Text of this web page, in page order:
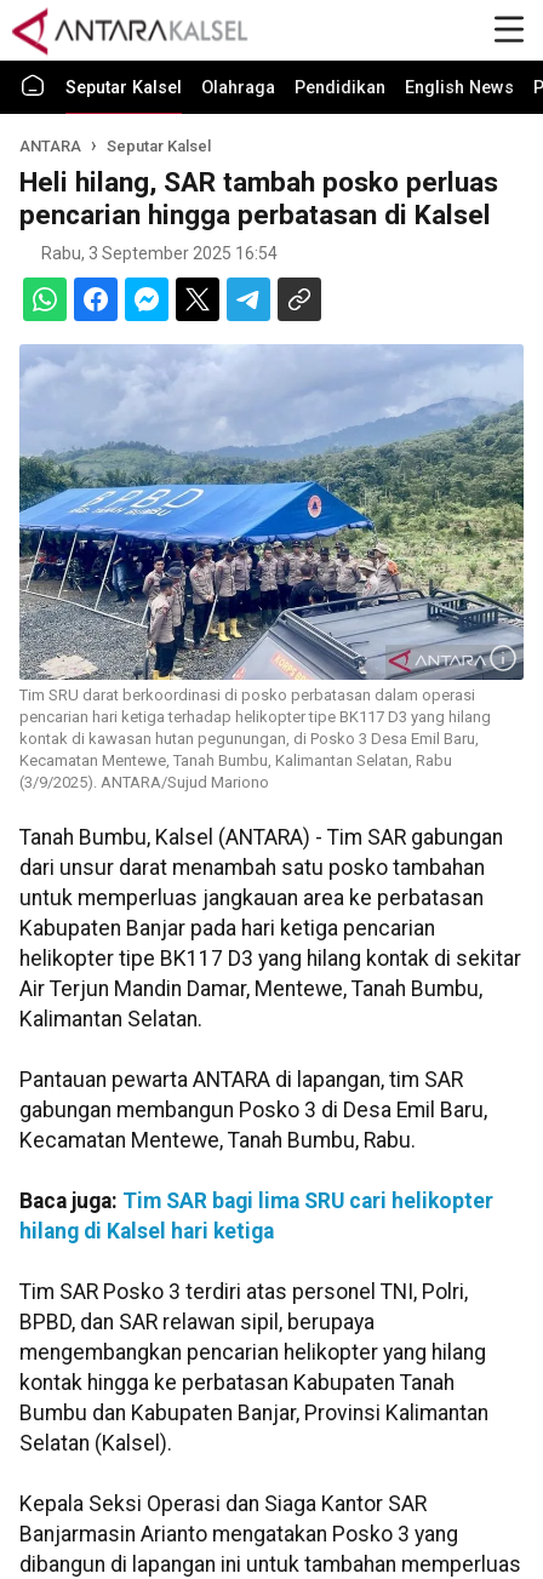
Seputar Kalsel Olahraga Pendidikan English News
ANTARA Seputar Kalsel
Heli hilang, SAR tambah posko perluas
pencarian hingga perbatasan di Kalsel
Rabu, 3 September 2025 16:54
Tim SRU darat berkoordinasi di posko perbatasan dalam operasi
pencarian hari ketiga terhadap helikopter tipe BK117 D3 yang hilang
kontak di kawasan hutan pegunungan, di Posko 3 Desa Emil Baru,
Kecamatan Mentewe, Tanah Bumbu, Kalimantan Selatan, Rabu
(3/9/2025). ANTARA/Sujud Mariono
Tanah Bumbu, Kalsel (ANTARA) - Tim SAR gabungan
dari unsur darat menambah satu posko tambahan
untuk memperluas jangkauan area ke perbatasan
Kabupaten Banjar pada hari ketiga pencarian
helikopter tipe BK117 D3 yang hilang kontak di sekitar
Air Terjun Mandin Damar, Mentewe, Tanah Bumbu,
Kalimantan Selatan.
Pantauan pewarta ANTARA di lapangan, tim SAR
gabungan membangun Posko 3 di Desa Emil Baru,
Kecamatan Mentewe, Tanah Bumbu, Rabu.
Baca juga: Tim SAR bagi lima SRU cari helikopter
hilang di Kalsel hari ketiga
Tim SAR Posko 3 terdiri atas personel TNI, Polri,
BPBD, dan SAR relawan sipil, berupaya
mengembangkan pencarian helikopter yang hilang
kontak hingga ke perbatasan Kabupaten Tanah
Bumbu dan Kabupaten Banjar, Provinsi Kalimantan
Selatan (Kalsel).
Kepala Seksi Operasi dan Siaga Kantor SAR
Banjarmasin Arianto mengatakan Posko 3 yang
dibangun di lapangan ini untuk tambahan memperluas